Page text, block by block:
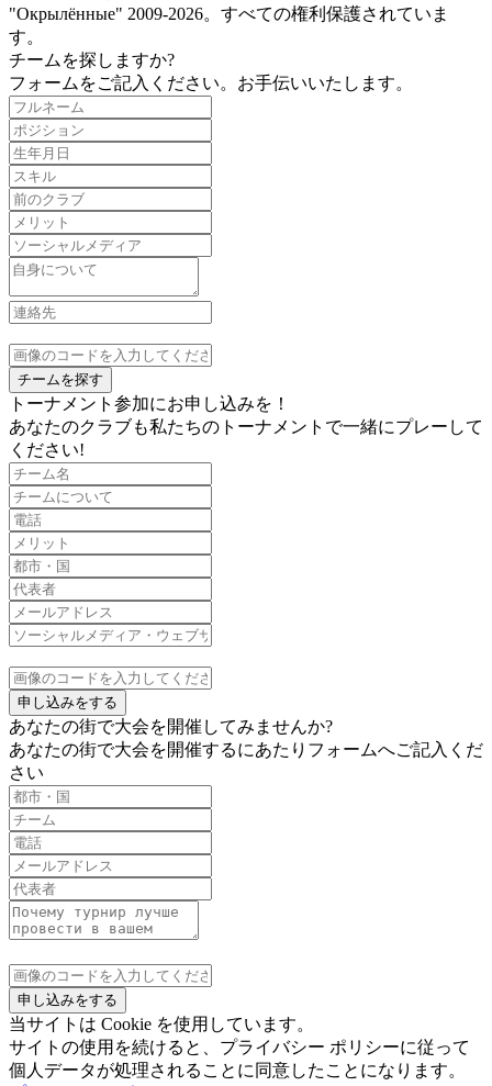
"Окрылённые" 2009-2026。すべての権利保護されていま
す。
チームを探しますか?
フォームをご記入ください。お手伝いいたします。
チームを探す
トーナメント参加にお申し込みを！
あなたのクラブも私たちのトーナメントで一緒にプレーして
ください!
申し込みをする
あなたの街で大会を開催してみませんか?
あなたの街で大会を開催するにあたりフォームへご記入くだ
さい
申し込みをする
当サイトは Cookie を使用しています。
サイトの使用を続けると、プライバシー ポリシーに従って
個人データが処理されることに同意したことになります。